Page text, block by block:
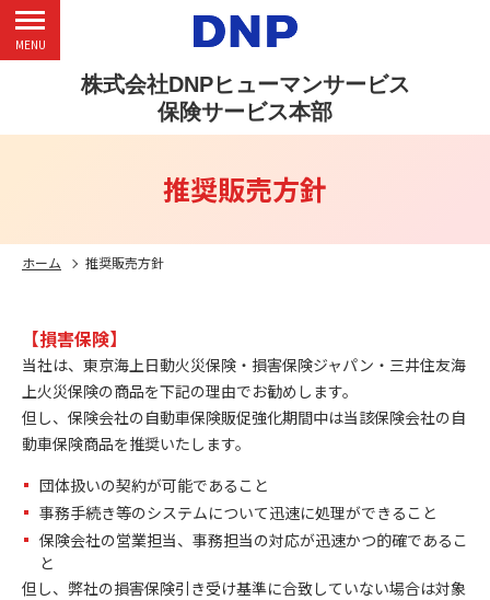
株式会社DNPヒューマンサービス
保険サービス本部
MENU
推奨販売方針
ホーム 推奨販売方針
【損害保険】
当社は、東京海上日動火災保険・損害保険ジャパン・三井住友海
上火災保険の商品を下記の理由でお勧めします。
但し、保険会社の自動車保険販促強化期間中は当該保険会社の自
動車保険商品を推奨いたします。
団体扱いの契約が可能であること
事務手続き等のシステムについて迅速に処理ができること
保険会社の営業担当、事務担当の対応が迅速かつ的確であるこ
と
但し、弊社の損害保険引き受け基準に合致していない場合は対象